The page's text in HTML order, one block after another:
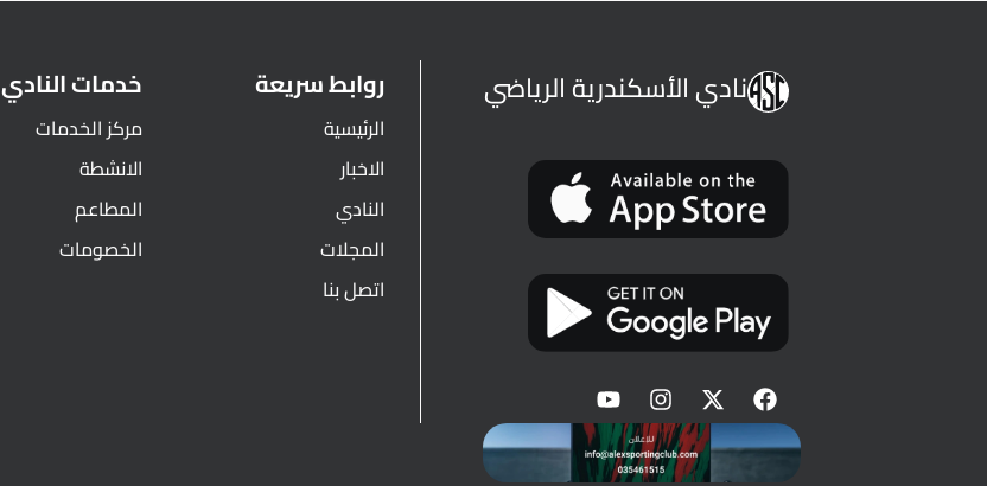
نادي الأسكندرية الرياضي روابط سريعة
الرئيسية
الاخبار
النادي
المجلات
اتصل بنا
خدمات النادي
مركز الخدمات
الانشطة
المطاعم
الخصومات